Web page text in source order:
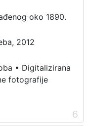
oko 1890.
2012
• Digitalizirana
fotografije
6